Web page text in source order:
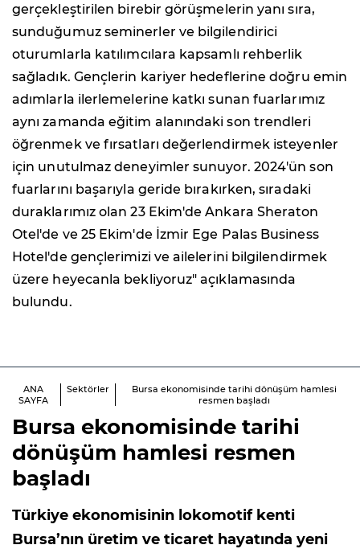
gerçekleştirilen birebir görüşmelerin yanı sıra,
sunduğumuz seminerler ve bilgilendirici
oturumlarla katılımcılara kapsamlı rehberlik
sağladık. Gençlerin kariyer hedeflerine doğru emin
adımlarla ilerlemelerine katkı sunan fuarlarımız
aynı zamanda eğitim alanındaki son trendleri
öğrenmek ve fırsatları değerlendirmek isteyenler
için unutulmaz deneyimler sunuyor. 2024'ün son
fuarlarını başarıyla geride bırakırken, sıradaki
duraklarımız olan 23 Ekim'de Ankara Sheraton
Otel'de ve 25 Ekim'de İzmir Ege Palas Business
Hotel'de gençlerimizi ve ailelerini bilgilendirmek
üzere heyecanla bekliyoruz" açıklamasında
bulundu.
ANA
SAYFA
Sektörler
Bursa ekonomisinde tarihi dönüşüm hamlesi
resmen başladı
Bursa ekonomisinde tarihi
dönüşüm hamlesi resmen
başladı
Türkiye ekonomisinin lokomotif kenti
Bursa’nın üretim ve ticaret hayatında yeni